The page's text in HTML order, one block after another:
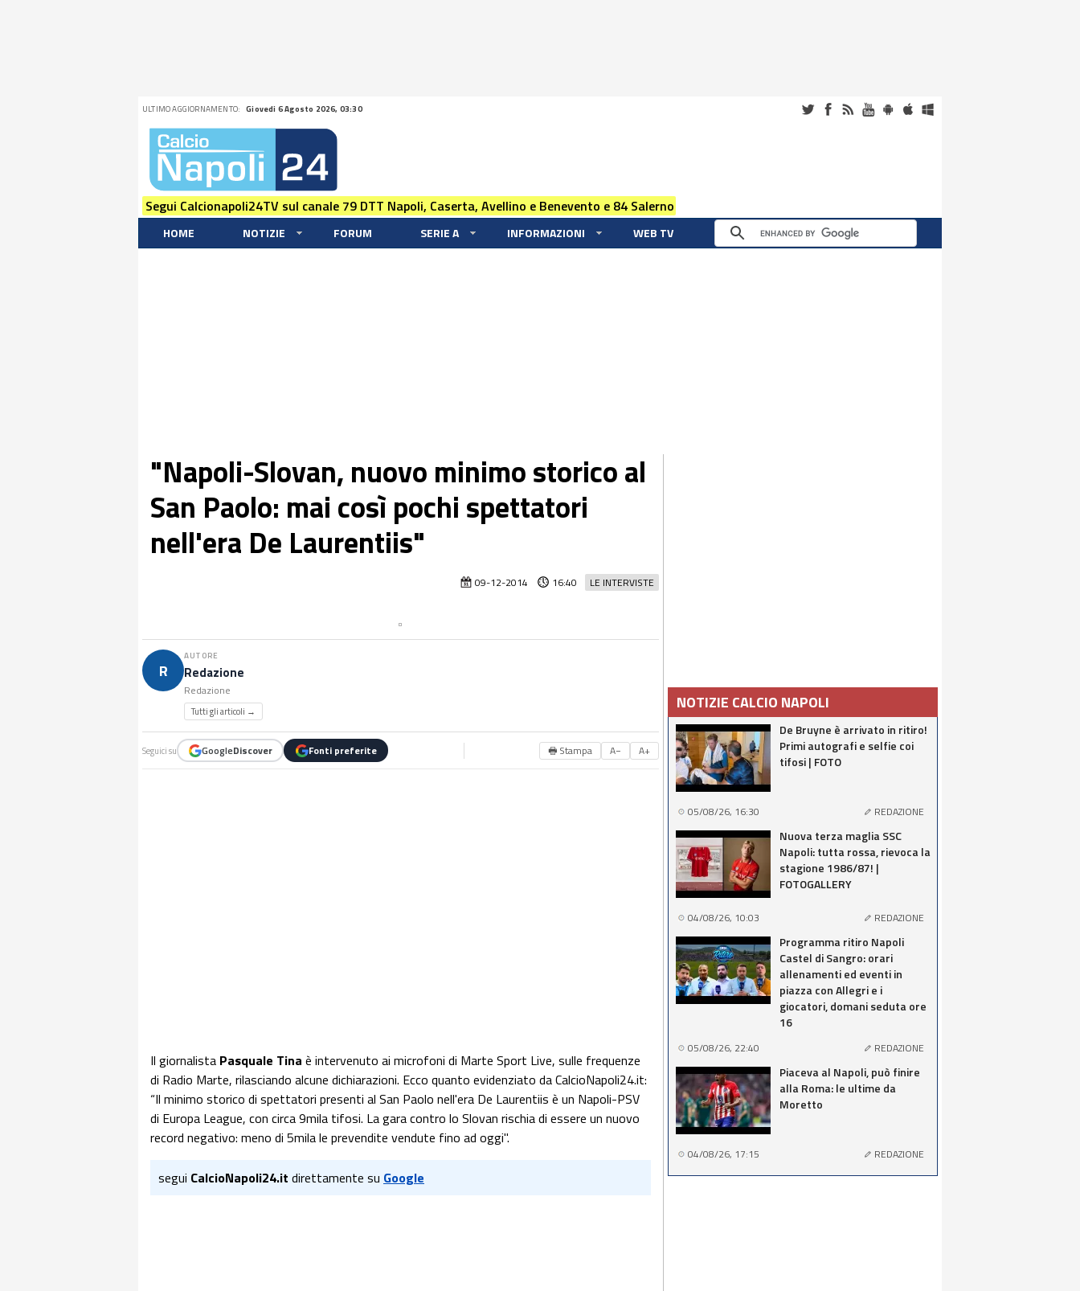
ULTIMO AGGIORNAMENTO: Giovedi 6 Agosto 2026, 03:30
Segui Calcionapoli24TV sul canale 79 DTT Napoli, Caserta, Avellino e Benevento e 84 Salerno
HOME NOTIZIE FORUM SERIE A INFORMAZIONI WEB TV
"Napoli-Slovan, nuovo minimo storico al
San Paolo: mai così pochi spettatori
nell'era De Laurentiis"
LE INTERVISTE
09-12-2014 16:40
R
AUTORE
Redazione
Redazione
Tutti gli articoli →
Seguici su GoogleDiscover Fonti preferite 🖶 Stampa A− A+
Il giornalista Pasquale Tina è intervenuto ai microfoni di Marte Sport Live, sulle frequenze
di Radio Marte, rilasciando alcune dichiarazioni. Ecco quanto evidenziato da CalcioNapoli24.it:
“Il minimo storico di spettatori presenti al San Paolo nell'era De Laurentiis è un Napoli-PSV
di Europa League, con circa 9mila tifosi. La gara contro lo Slovan rischia di essere un nuovo
record negativo: meno di 5mila le prevendite vendute fino ad oggi".
segui CalcioNapoli24.it direttamente su Google
NOTIZIE CALCIO NAPOLI
De Bruyne è arrivato in ritiro!
Primi autografi e selfie coi
tifosi | FOTO
05/08/26, 16:30 REDAZIONE
Nuova terza maglia SSC
Napoli: tutta rossa, rievoca la
stagione 1986/87! |
FOTOGALLERY
04/08/26, 10:03 REDAZIONE
Programma ritiro Napoli
Castel di Sangro: orari
allenamenti ed eventi in
piazza con Allegri e i
giocatori, domani seduta ore
16
05/08/26, 22:40 REDAZIONE
Piaceva al Napoli, può finire
alla Roma: le ultime da
Moretto
04/08/26, 17:15 REDAZIONE